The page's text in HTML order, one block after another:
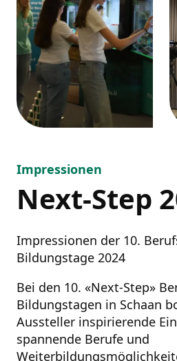
Impressionen
Next-Step
Impressionen der 10.
Bildungstage 2024
Bei den 10. «Next-Step»
Bildungstagen in Schaan
Aussteller inspirierende
spannende Berufe und